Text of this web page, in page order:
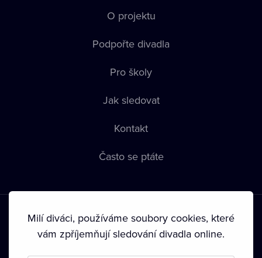
O projektu
Podpořte divadla
Pro školy
Jak sledovat
Kontakt
Často se ptáte
Milí diváci, používáme soubory cookies, které
vám zpříjemňují sledování divadla online.